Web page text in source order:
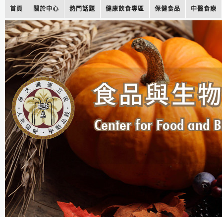
首頁 關於中心 熱門話題 健康飲食專區 保健食品 中醫食療